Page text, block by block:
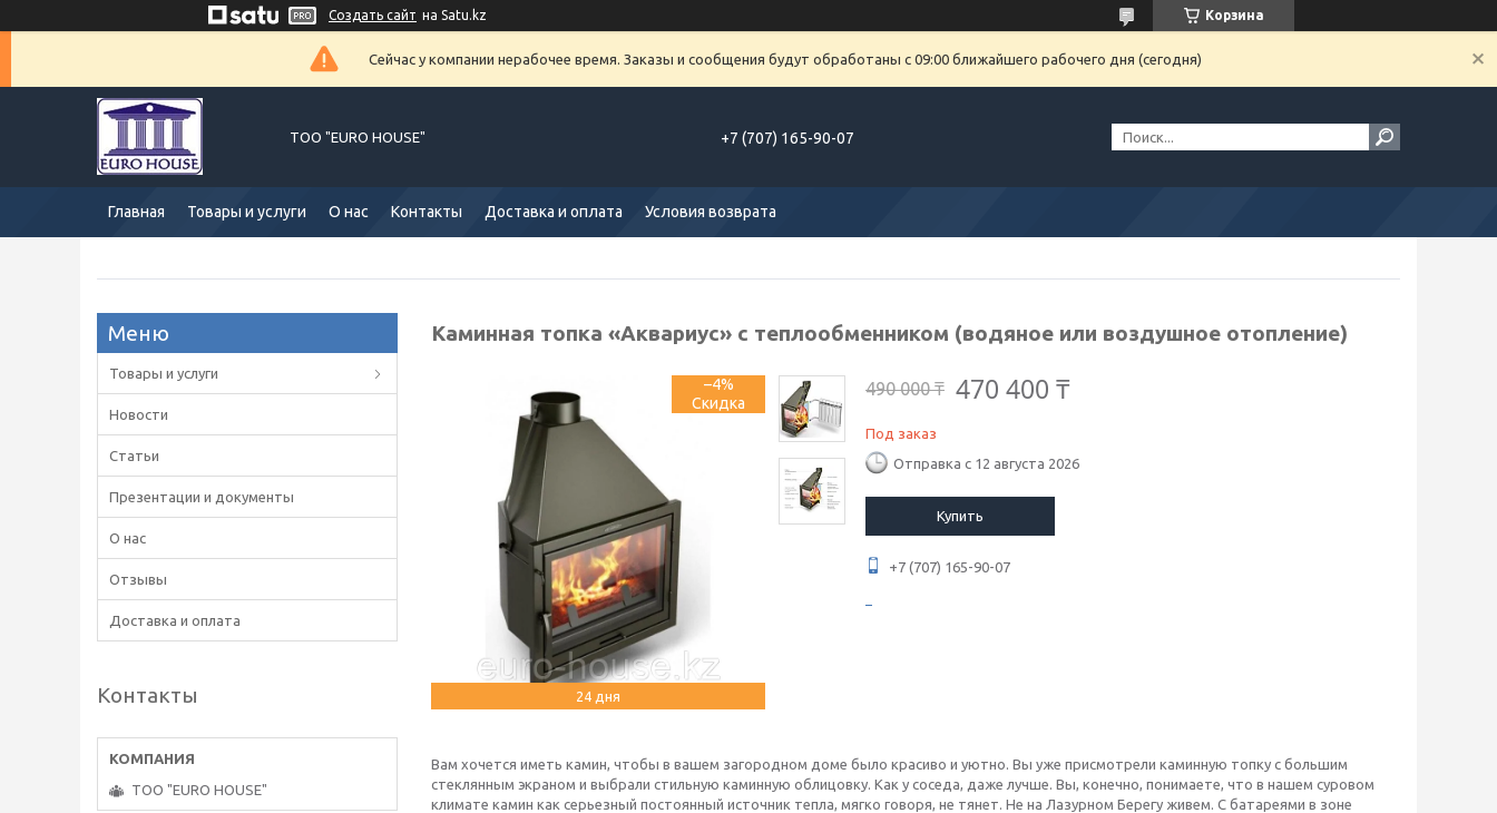
Создать сайт на Satu.kz Корзина
Сейчас у компании нерабочее время. Заказы и сообщения будут обработаны с 09:00 ближайшего рабочего дня (сегодня)
ТОО "EURO HOUSE" +7 (707) 165-90-07
Главная Товары и услуги О нас Контакты Доставка и оплата Условия возврата
Каминная топка «Аквариус» с теплообменником (водяное или воздушное отопление)
–4%
24 дня
490 000 ₸ 470 400 ₸
Под заказ
Отправка с 12 августа 2026
Купить
+7 (707) 165-90-07
Вам хочется иметь камин, чтобы в вашем загородном доме было красиво и уютно. Вы уже присмотрели каминную топку с большим
стеклянным экраном и выбрали стильную каминную облицовку. Как у соседа, даже лучше. Вы, конечно, понимаете, что в нашем суровом
климате камин как серьезный постоянный источник тепла, мягко говоря, не тянет. Не на Лазурном Берегу живем. С батареями в зоне
Товары и услуги
Новости
Статьи
Презентации и документы
О нас
Отзывы
Доставка и оплата
Контакты
ТОО "EURO HOUSE"